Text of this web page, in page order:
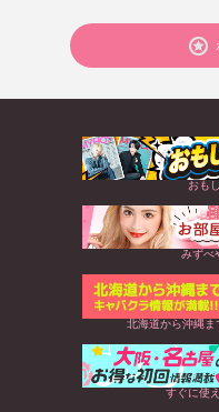
おも
みずべ
北海道から沖縄
すぐに使